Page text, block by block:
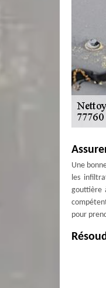
Une
les
gouttière
pour